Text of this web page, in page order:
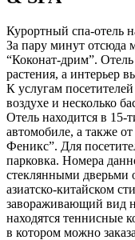
Курортный спа-отель
За пару минут отсюда
“Коконат-дрим”.
растения, а интерьер
К услугам
воздухе и несколько
Отель находится в 15-
автомобиле, а также
Феникс”. Для
парковка. Номера
стеклянными дверьми
азиатско-китайском
завораживающий вид
находятся теннисные
в котором можно